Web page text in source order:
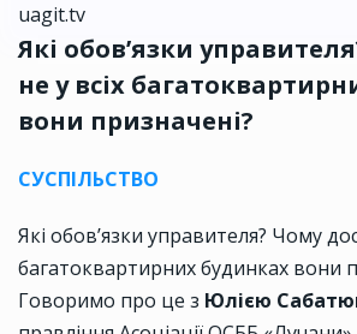
uagit.tv
Які обов’язки
не у всіх
вони призначені?
СУСПІЛЬСТВО
Які обов’язки управителя? Чому
багатоквартирних будинках вони
Говоримо про це з Юлією